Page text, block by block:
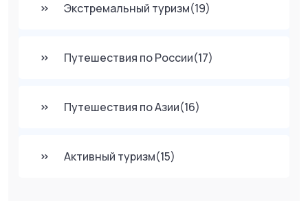
Экстремальный туризм(19)
Путешествия по России(17)
Путешествия по Азии(16)
Активный туризм(15)